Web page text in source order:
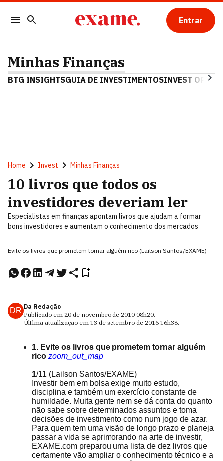
Entrar
Minhas Finanças
BTG INSIGHTSGUIA DE INVESTIMENTOSINVEST OPINA
Home Invest Minhas Finanças
10 livros que todos os
investidores deveriam ler
Especialistas em finanças apontam livros que ajudam a formar
bons investidores e aumentam o conhecimento dos mercados
Evite os livros que prometem tornar alguém rico (Lailson Santos/EXAME)
DR Da Redação
Publicado em 20 de novembro de 2010 08h20.
Última atualização em 13 de setembro de 2016 16h38.
1. Evite os livros que prometem tornar alguém
rico zoom_out_map
1/11 (Lailson Santos/EXAME)
Investir bem em bolsa exige muito estudo,
disciplina e também um exercício constante de
humildade. Muita gente nem se dá conta do quanto
não sabe sobre determinados assuntos e toma
decisões de investimento como num jogo de azar.
Para quem tem uma visão de longo prazo e planeja
passar a vida se aprimorando na arte de investir,
EXAME.com preparou uma lista de dez livros que
certamente vão ampliar o conhecimento técnico e a